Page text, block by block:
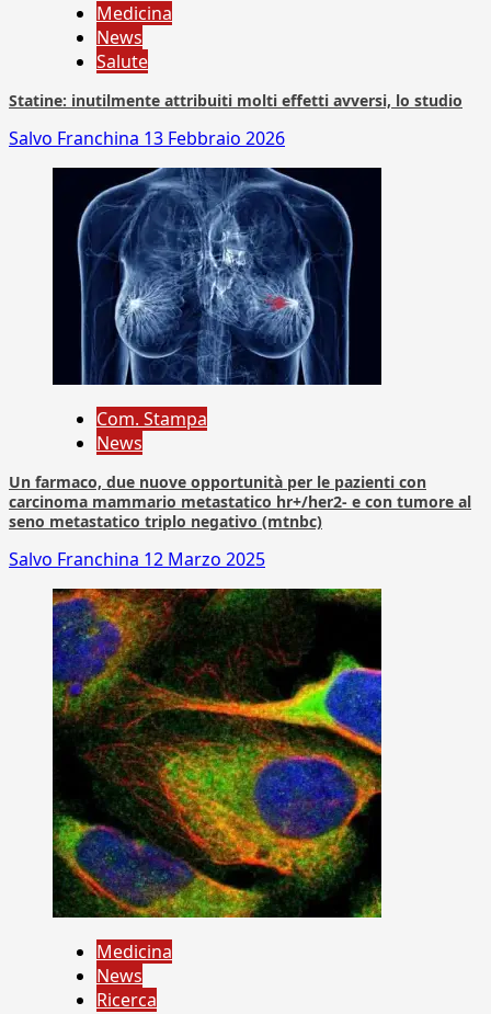
Medicina
News
Salute
Statine: inutilmente attribuiti molti effetti avversi, lo studio
Salvo Franchina 13 Febbraio 2026
Com. Stampa
News
Un farmaco, due nuove opportunità per le pazienti con
carcinoma mammario metastatico hr+/her2- e con tumore al
seno metastatico triplo negativo (mtnbc)
Salvo Franchina 12 Marzo 2025
Medicina
News
Ricerca